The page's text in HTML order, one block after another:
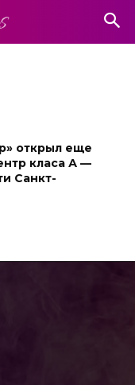
открыл еще
класа А —
Санкт-